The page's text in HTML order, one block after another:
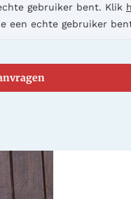
gebruiker bent. Klik
een echte gebruiker